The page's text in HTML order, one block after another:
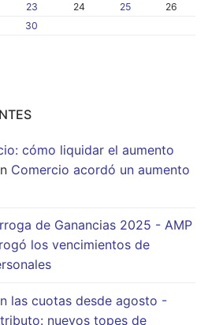
23 24 25
26
30
cómo liquidar el aumento
Comercio acordó un aumento
de Ganancias 2025 - AMP
los vencimientos de
las cuotas desde agosto -
nuevos topes de